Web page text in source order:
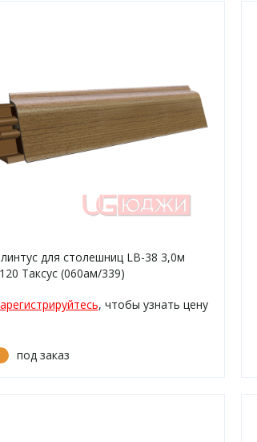
для столешниц LB-38 3,0м
Таксус (060ам/339)
, чтобы узнать цену
под заказ